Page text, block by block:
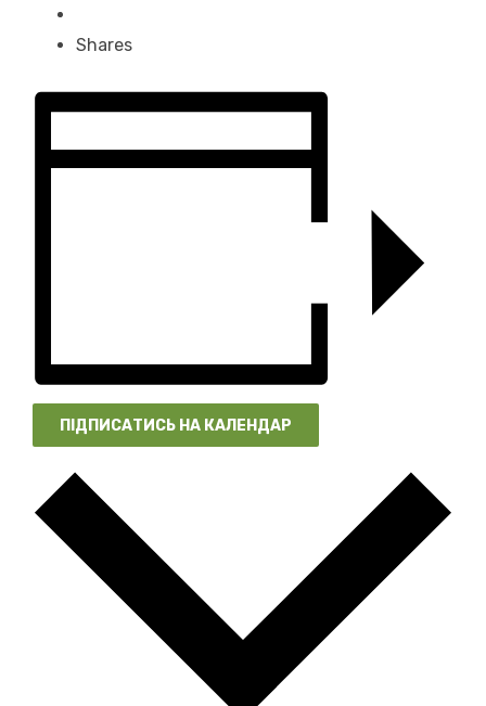
Shares
ПІДПИСАТИСЬ НА КАЛЕНДАР